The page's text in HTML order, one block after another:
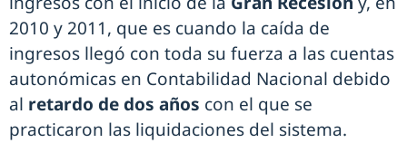
2010 y 2011, que es cuando la caída de
ingresos llegó con toda su fuerza a las cuentas
autonómicas en Contabilidad Nacional debido
al retardo de dos años con el que se
practicaron las liquidaciones del sistema.